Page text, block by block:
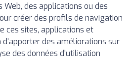
des applications ou des
créer des profils de navigation
ces sites, applications et
des améliorations sur
des données d'utilisation